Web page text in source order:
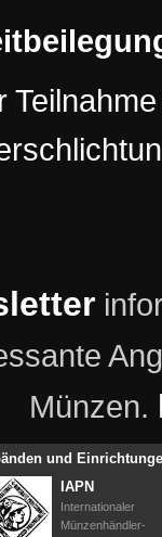
Münzen.
und
IAPN
Internationaler
Münzenhändler-